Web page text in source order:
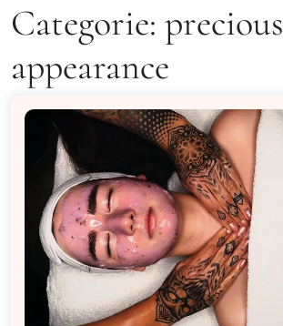
Categorie: precious
appearance